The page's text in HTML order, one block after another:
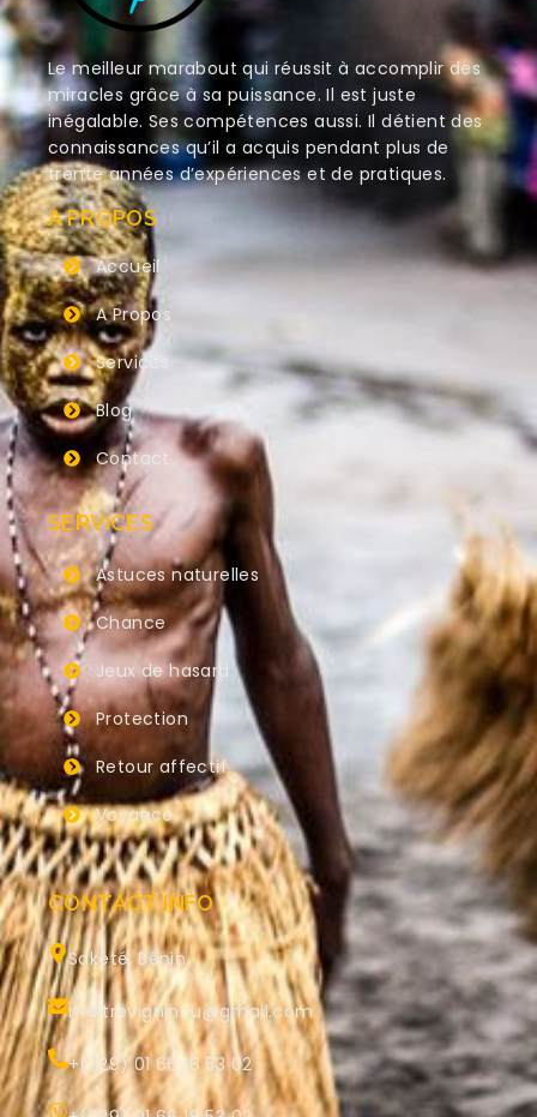
Le meilleur marabout qui réussit à accomplir des
miracles grâce à sa puissance. Il est juste
inégalable. Ses compétences aussi. Il détient des
connaissances qu’il a acquis pendant plus de
trente années d’expériences et de pratiques.
A PROPOS
Accueil
A Propos
Services
Blog
Contact
SERVICES
Astuces naturelles
Chance
Jeux de hasard
Protection
Retour affectif
Voyance
CONTACT INFO
Sakété, Bénin.
maitrevigninou@gmail.com
+(229) 01 66 18 53 02